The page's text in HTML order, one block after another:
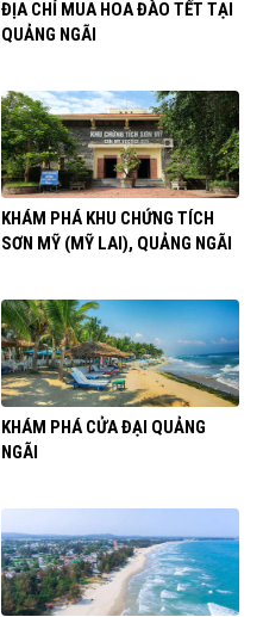
ĐỊA CHỈ MUA HOA ĐÀO TẾT TẠI
QUẢNG NGÃI
KHÁM PHÁ KHU CHỨNG TÍCH
SƠN MỸ (MỸ LAI), QUẢNG NGÃI
KHÁM PHÁ CỬA ĐẠI QUẢNG
NGÃI